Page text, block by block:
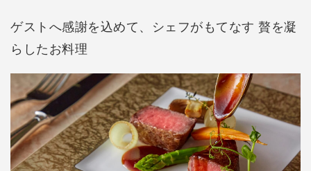
ゲストへ感謝を込めて、シェフがもてなす 贅を凝
らしたお料理